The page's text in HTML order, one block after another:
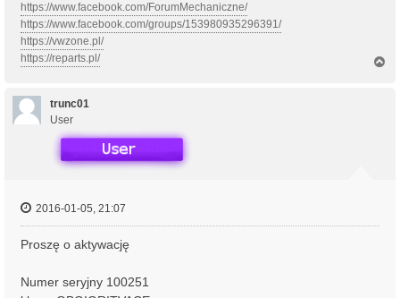
https://www.facebook.com/ForumMechaniczne/
https://www.facebook.com/groups/153980935296391/
https://vwzone.pl/
https://reparts.pl/
trunc01
User
2016-01-05, 21:07
Proszę o aktywację
Numer seryjny 100251